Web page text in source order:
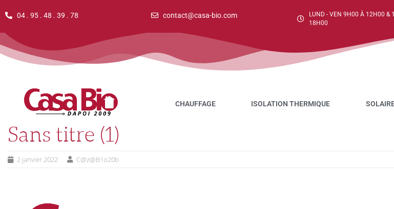
04 . 95 . 48 . 39 . 78 contact@casa-bio.com
LUND - VEN 9H00 À 12H00 &
18H00
CHAUFFAGE ISOLATION THERMIQUE
Sans titre (1)
2 janvier 2022 C@z@B1o20b